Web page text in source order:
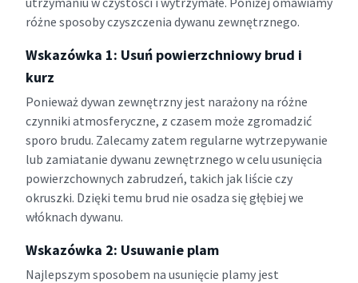
różne sposoby czyszczenia dywanu zewnętrznego.
Wskazówka 1: Usuń powierzchniowy brud i
kurz
Ponieważ dywan zewnętrzny jest narażony na różne
czynniki atmosferyczne, z czasem może zgromadzić
sporo brudu. Zalecamy zatem regularne wytrzepywanie
lub zamiatanie dywanu zewnętrznego w celu usunięcia
powierzchownych zabrudzeń, takich jak liście czy
okruszki. Dzięki temu brud nie osadza się głębiej we
włóknach dywanu.
Wskazówka 2: Usuwanie plam
Najlepszym sposobem na usunięcie plamy jest